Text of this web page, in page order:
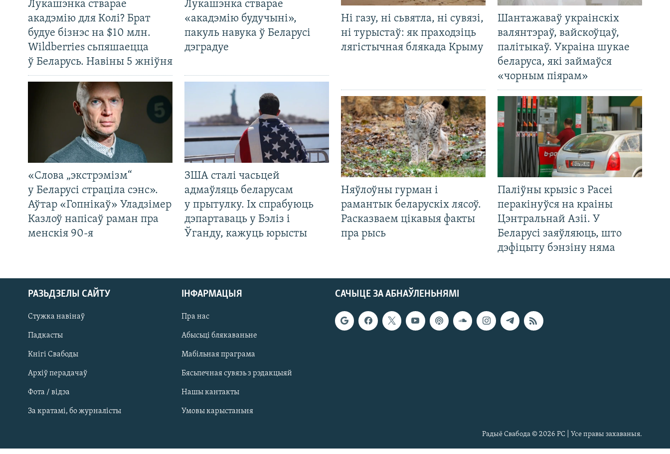
САЧЫЦЕ ЗА АБНАЎЛЕНЬНЯМІ
Лукашэнка стварае
акадэмію для Колі? Брат
будуе бізнэс на $10 млн.
Wildberries сьпяшаецца
ў Беларусь. Навіны 5 жніўня
Лукашэнка стварае
«акадэмію будучыні»,
пакуль навука ў Беларусі
дэградуе
«Слова „экстрэмізм“
у Беларусі страціла сэнс».
Аўтар «Гопнікаў» Уладзімер
Казлоў напісаў раман пра
менскія 90-я
ЗША сталі часьцей
адмаўляць беларусам
у прытулку. Іх спрабуюць
дэпартаваць у Бэліз і
Ўганду, кажуць юрысты
Ні газу, ні сьвятла, ні сувязі,
ні турыстаў: як праходзіць
лягістычная блякада Крыму
Шантажаваў украінскіх
валянтэраў, вайскоўцаў,
палітыкаў. Украіна шукае
беларуса, які займаўся
«чорным піярам»
Няўлоўны гурман і
рамантык беларускіх лясоў.
Расказваем цікавыя факты
пра рысь
Паліўны крызіс з Расеі
перакінуўся на краіны
Цэнтральнай Азіі. У
Беларусі заяўляюць, што
дэфіцыту бэнзіну няма
САЧЫЦЕ ЗА АБНАЎЛЕНЬНЯМІ
РАЗЬДЗЕЛЫ САЙТУ
Стужка навінаў
Падкасты
Кнігі Свабоды
Архіў перадачаў
Фота / відэа
За кратамі, бо журналісты
ІНФАРМАЦЫЯ
Пра нас
Абысьці блякаваньне
Мабільная праграма
Бясьпечная сувязь з рэдакцыяй
Нашы кантакты
Умовы карыстаньня
Радыё Свабода © 2026 РС | Усе правы захаваныя.